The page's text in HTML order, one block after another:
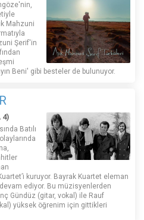
Mahzuni
Şerif'in
Beni' gibi besteler de bulunuyor.
4)
Batılı
kuruyor. Bayrak Kuartet eleman
ediyor. Bu müzisyenlerden
Gündüz (gitar, vokal) ile Rauf
yüksek öğrenim için gittikleri